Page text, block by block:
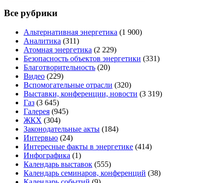
Все рубрики
Альтернативная энергетика (1 900)
Аналитика (311)
Атомная энергетика (2 229)
Безопасность объектов энергетики (331)
Благотворительность (20)
Видео (229)
Вспомогательные отрасли (320)
Выставки, конференции, новости (3 319)
Газ (3 645)
Галерея (945)
ЖКХ (304)
Законодательные акты (184)
Интервью (24)
Интересные факты в энергетике (414)
Инфографика (1)
Календарь выставок (555)
Календарь семинаров, конференций (38)